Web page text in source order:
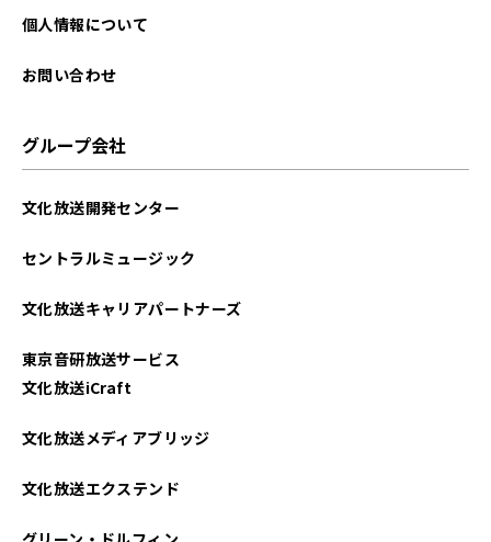
個人情報について
お問い合わせ
グループ会社
文化放送開発センター
セントラルミュージック
文化放送キャリアパートナーズ
東京音研放送サービス
文化放送iCraft
文化放送メディアブリッジ
文化放送エクステンド